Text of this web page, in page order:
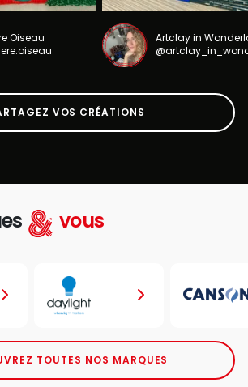
Oiseau
Artclay in
VOS CRÉATIONS
vous
TOUTES NOS MARQUES